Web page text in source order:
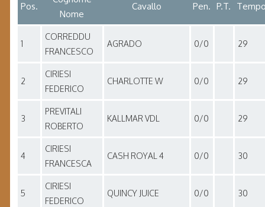
Pos.
Nome
Cavallo Pen. P.T.
1
CORREDDU
FRANCESCO
AGRADO 0/0 29
2
CIRIESI
FEDERICO
CHARLOTTE W 0/0 29
3
PREVITALI
ROBERTO
KALLMAR VDL 0/0 29
4
CIRIESI
FRANCESCA
CASH ROYAL 4 0/0 30
5
CIRIESI
FEDERICO
QUINCY JUICE 0/0 30